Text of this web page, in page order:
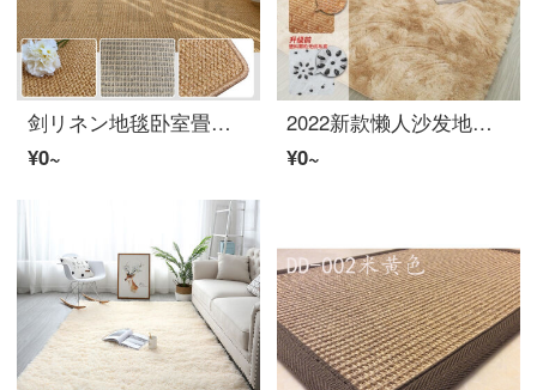
剑リネン地毯卧室畳み 床前地毯日式仿剑リネン無地防滑满铺地毯客厅卧室床边畳み猫抓定制 驼黄色(普通网格底) 定制尺寸请联系客服
¥0~
2022新款懒人沙发地毯 可以睡觉的地毯床头卧室长条床边窄沙发小户型懒人飘窗ウールウール垫 渐变米黄色长绒(加厚) 80x160cm
¥0~